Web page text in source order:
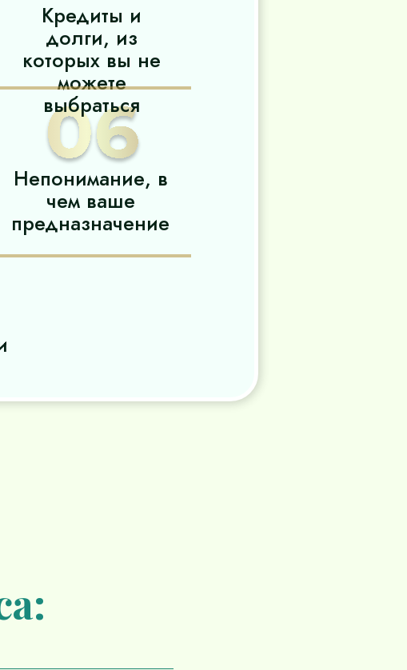
Непонимание, в
чем ваше
предназначение
Кредиты и
долги, из
которых вы не
можете
выбраться